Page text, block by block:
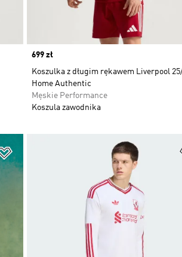
Price
699 zł
Koszulka z długim rękawem Liverpool
Home Authentic
Męskie Performance
Koszula zawodnika